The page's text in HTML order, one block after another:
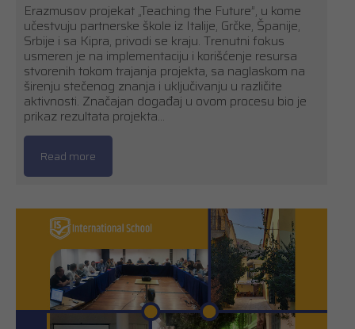
Erazmusov projekat „Teaching the Future”, u kome
učestvuju partnerske škole iz Italije, Grčke, Španije,
Srbije i sa Kipra, privodi se kraju. Trenutni fokus
usmeren je na implementaciju i korišćenje resursa
stvorenih tokom trajanja projekta, sa naglaskom na
širenju stečenog znanja i uključivanju u različite
aktivnosti. Značajan događaj u ovom procesu bio je
prikaz rezultata projekta…
Read more